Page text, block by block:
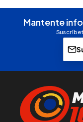
Mantente